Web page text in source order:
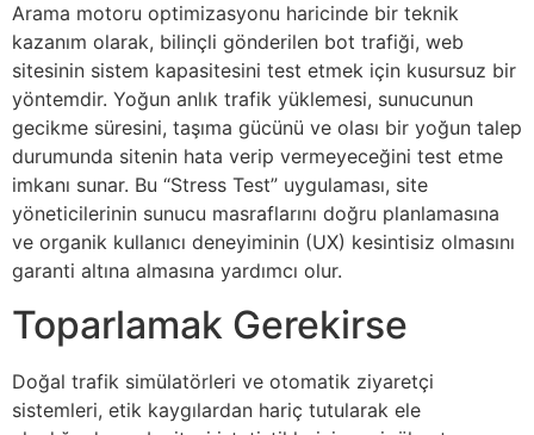
Arama motoru optimizasyonu haricinde bir teknik
kazanım olarak, bilinçli gönderilen bot trafiği, web
sitesinin sistem kapasitesini test etmek için kusursuz bir
yöntemdir. Yoğun anlık trafik yüklemesi, sunucunun
gecikme süresini, taşıma gücünü ve olası bir yoğun talep
durumunda sitenin hata verip vermeyeceğini test etme
imkanı sunar. Bu “Stress Test” uygulaması, site
yöneticilerinin sunucu masraflarını doğru planlamasına
ve organik kullanıcı deneyiminin (UX) kesintisiz olmasını
garanti altına almasına yardımcı olur.
Toparlamak Gerekirse
Doğal trafik simülatörleri ve otomatik ziyaretçi
sistemleri, etik kaygılardan hariç tutularak ele